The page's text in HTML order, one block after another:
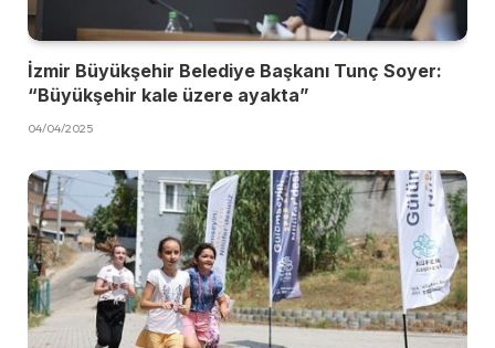
İzmir Büyükşehir Belediye Başkanı Tunç Soyer:
“Büyükşehir kale üzere ayakta”
04/04/2025